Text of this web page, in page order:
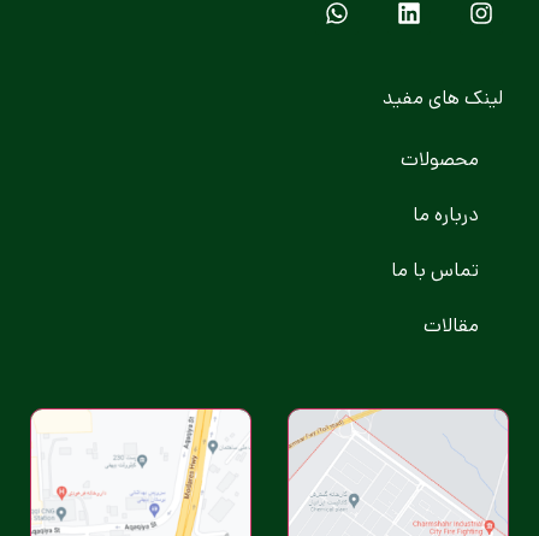
لینک های مفید
محصولات
درباره ما
تماس با ما
مقالات